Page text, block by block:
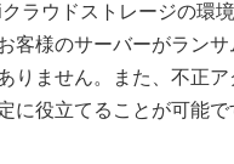
ラウドストレージの環
客様のサーバーがラン
りません。また、不正
に役立てることが可能で